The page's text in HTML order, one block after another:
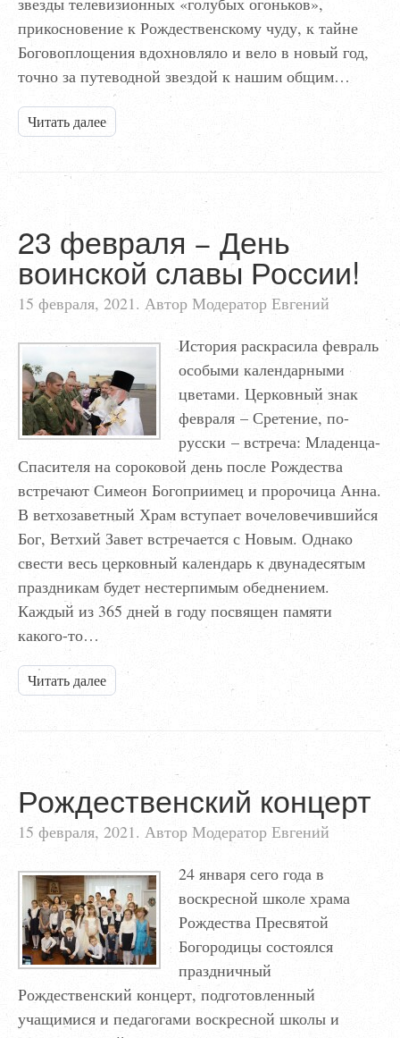
прикосновение к Рождественскому чуду, к тайне
Боговоплощения вдохновляло и вело в новый год,
точно за путеводной звездой к нашим общим…
Читать далее
23 февраля − День
воинской славы России!
15 февраля, 2021. Автор Модератор Евгений
История раскрасила февраль
особыми календарными
цветами. Церковный знак
февраля – Сретение, по-
русски – встреча: Младенца-
Спасителя на сороковой день после Рождества
встречают Симеон Богоприимец и пророчица Анна.
В ветхозаветный Храм вступает вочеловечившийся
Бог, Ветхий Завет встречается с Новым. Однако
свести весь церковный календарь к двунадесятым
праздникам будет нестерпимым обеднением.
Каждый из 365 дней в году посвящен памяти
какого-то…
Читать далее
Рождественский концерт
15 февраля, 2021. Автор Модератор Евгений
24 января сего года в
воскресной школе храма
Рождества Пресвятой
Богородицы состоялся
праздничный
Рождественский концерт, подготовленный
учащимися и педагогами воскресной школы и